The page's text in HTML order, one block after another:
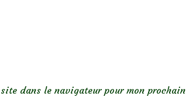
dans le navigateur pour mon prochain